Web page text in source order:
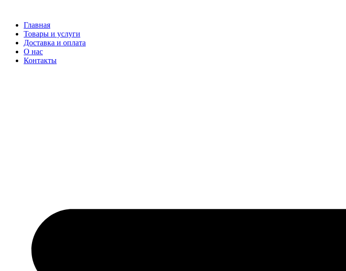
содержимому
Главная
Товары и услуги
Доставка и оплата
О нас
Контакты